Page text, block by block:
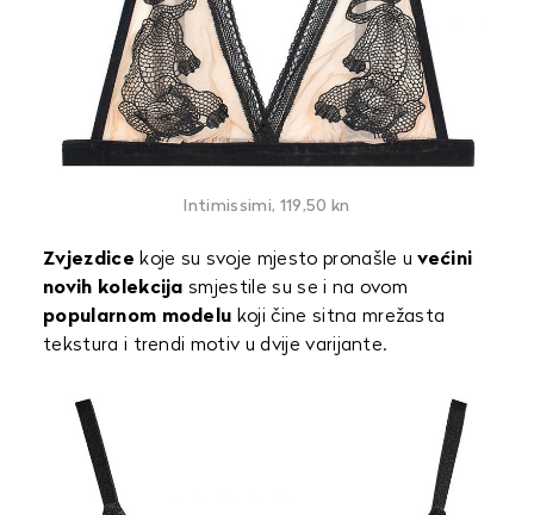
Intimissimi, 119,50 kn
Zvjezdice koje su svoje mjesto pronašle u većini
novih kolekcija smjestile su se i na ovom
popularnom modelu koji čine sitna mrežasta
tekstura i trendi motiv u dvije varijante.